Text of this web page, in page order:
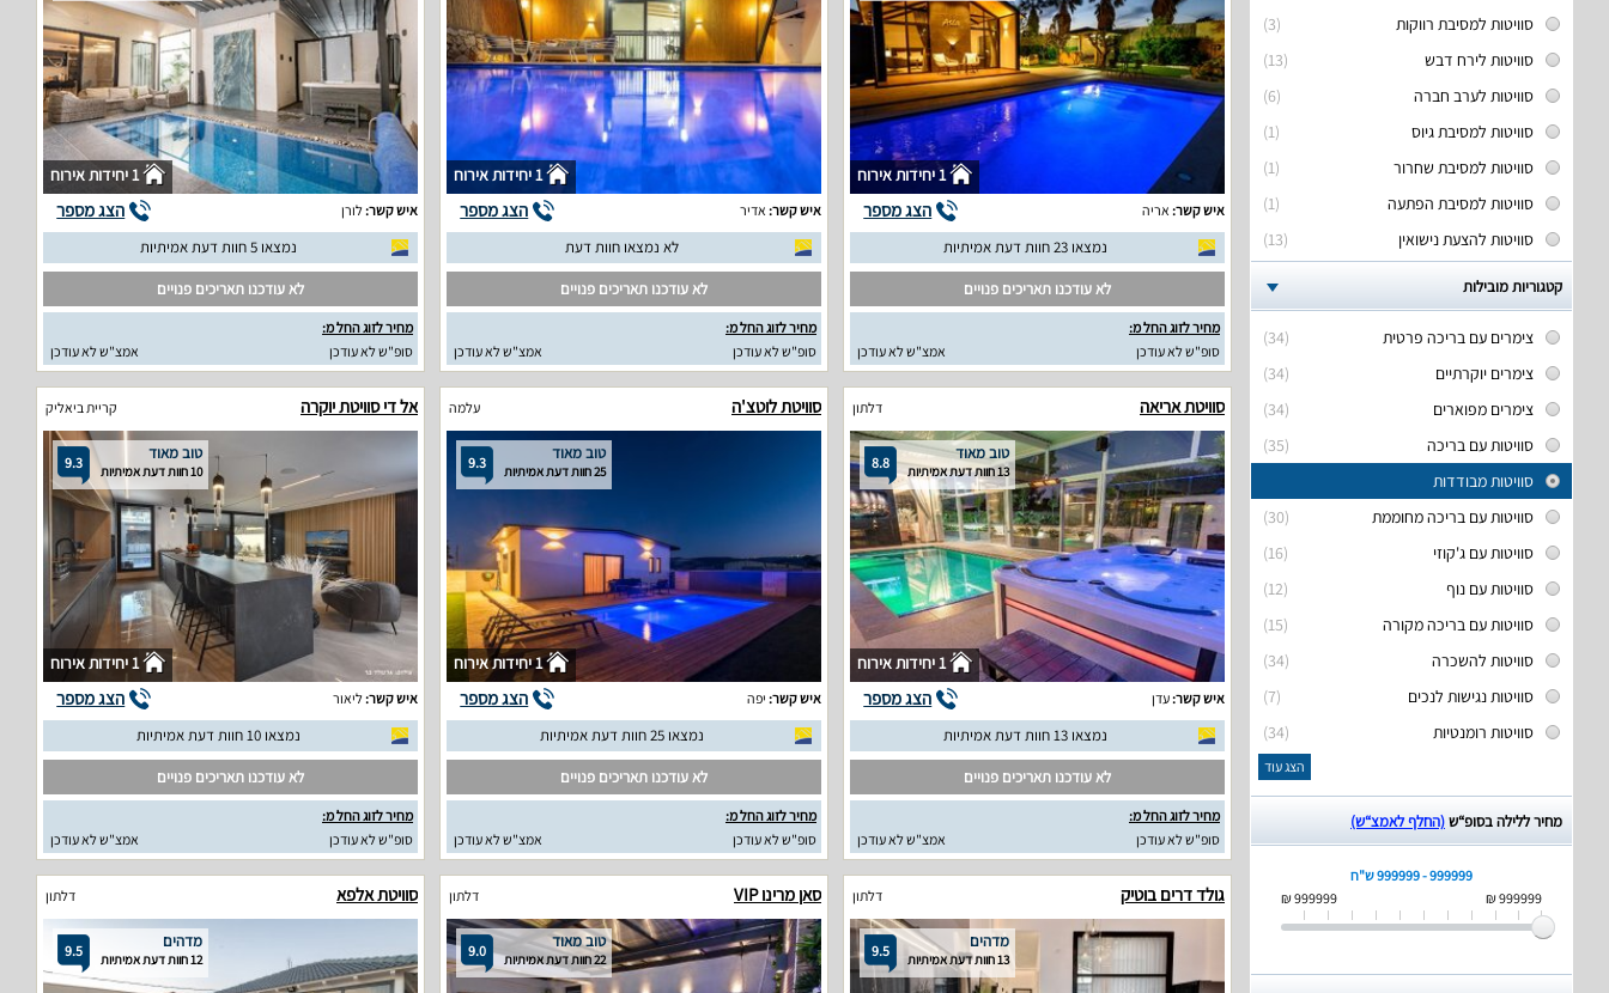
(3)
סוויטות למסיבת רווקות
(13)
סוויטות לירח דבש
(6)
סוויטות לערב חברה
(1)
סוויטות למסיבת גיוס
(1)
סוויטות למסיבת שחרור
(1)
סוויטות למסיבת הפתעה
(13)
סוויטות להצעת נישואין
קטגוריות מובילות
(34)
צימרים עם בריכה פרטית
(34)
צימרים יוקרתיים
(34)
צימרים מפוארים
(35)
סוויטות עם בריכה
סוויטות מבודדות
(30)
סוויטות עם בריכה מחוממת
(16)
סוויטות עם ג'קוזי
(12)
סוויטות עם נוף
(15)
סוויטות עם בריכה מקורה
(34)
סוויטות להשכרה
(7)
סוויטות נגישות לנכים
(34)
סוויטות רומנטיות
הצג עוד
מחיר ללילה בסופ“ש(החלף לאמצ“ש)
999999 - 999999 ש"ח
999999 ₪
999999 ₪
1 יחידות אירוח
איש קשר: אריה הצג מספר
נמצאו 23 חוות דעת אמיתיות
לא עודכנו תאריכים פנויים
מחיר לזוג החל מ:
סופ"ש לא עודכן
אמצ"ש לא עודכן
1 יחידות אירוח
איש קשר: אדיר הצג מספר
לא נמצאו חוות דעת
לא עודכנו תאריכים פנויים
מחיר לזוג החל מ:
סופ"ש לא עודכן
אמצ"ש לא עודכן
1 יחידות אירוח
איש קשר:לורן הצג מספר
נמצאו 5 חוות דעת אמיתיות
לא עודכנו תאריכים פנויים
מחיר לזוג החל מ:
סופ"ש לא עודכן
אמצ"ש לא עודכן
סוויטת אריאה דלתון
8.8 טוב מאוד
13 חוות דעת אמיתיות
1 יחידות אירוח
איש קשר:עדן הצג מספר
נמצאו 13 חוות דעת אמיתיות
לא עודכנו תאריכים פנויים
מחיר לזוג החל מ:
סופ"ש לא עודכן
אמצ"ש לא עודכן
סוויטת לוטצ'ה עלמה
9.3 טוב מאוד
25 חוות דעת אמיתיות
1 יחידות אירוח
איש קשר: יפה הצג מספר
נמצאו 25 חוות דעת אמיתיות
לא עודכנו תאריכים פנויים
מחיר לזוג החל מ:
סופ"ש לא עודכן
אמצ"ש לא עודכן
אל די סוויטת יוקרה קריית ביאליק
9.3 טוב מאוד
10 חוות דעת אמיתיות
1 יחידות אירוח
איש קשר:ליאור הצג מספר
נמצאו 10 חוות דעת אמיתיות
לא עודכנו תאריכים פנויים
מחיר לזוג החל מ:
סופ"ש לא עודכן
אמצ"ש לא עודכן
גולד דרים בוטיק דלתון
9.5 מדהים
13 חוות דעת אמיתיות
סאן מרינו VIP דלתון
9.0 טוב מאוד
22 חוות דעת אמיתיות
סוויטת אלפא דלתון
9.5 מדהים
12 חוות דעת אמיתיות